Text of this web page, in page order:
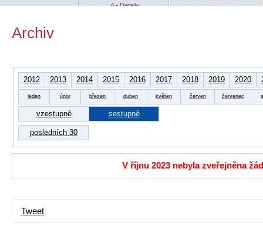
A •Detaily
Archiv
2012 2013 2014 2015 2016 2017 2018 2019 2020
leden únor březen duben květen červen červenec
vzestupně sestupně
posledních 30
V říjnu 2023 nebyla zveřejněna
Tweet